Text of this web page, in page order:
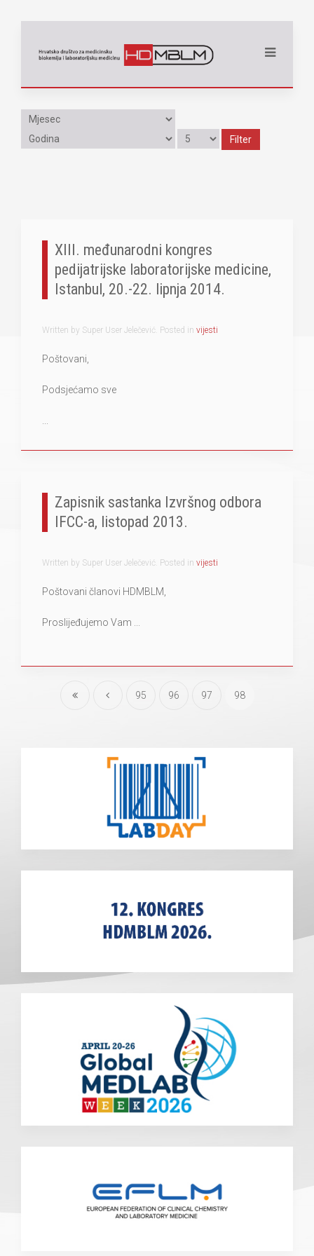
Filter
XIII. međunarodni kongres
pedijatrijske laboratorijske medicine,
Istanbul, 20.-22. lipnja 2014.
Written by Super User Jelečević. Posted in vijesti
Poštovani,
Podsjećamo sve
Zapisnik sastanka Izvršnog odbora
IFCC-a, listopad 2013.
Written by Super User Jelečević. Posted in vijesti
Poštovani članovi HDMBLM,
Proslijeđujemo Vam
95 96 97 98